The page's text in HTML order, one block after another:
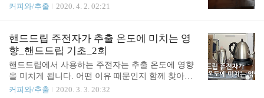
이 있습니다. SCA 홈페이지를 살펴보면 물과 원두의
기에는 직접적인 커피 추출에 관여하는 조건에는 물
과 원두의 비율, 커핑 용기의 규격, 추출수의 수질과
수온, 분쇄도, 로스팅 등이 있죠. 커핑에서의 온도 그
리고 커핑볼 높은 온도의 물을 부어서 긴 시간을 추
출하지만, 긴 추출 시간을 탓하며 커피 맛이 쓰다고
하지는 않죠. 바로 여기에는 커핑볼의 재질과 두께가
커피와/추출 2020. 4. 2. 02:21
핸드드립 주전자가 추출 온도에 미치는 영
향_핸드드립 기초_2회
핸드드립에서 사용하는 주전자는 추출 온도에 영향
을 미치게 됩니다. 어떤 이유 때문인지 함께 찾아볼
까요? https://youtu.be/qjs6tYki8Rk
커피와/추출 2020. 3. 3. 20:32